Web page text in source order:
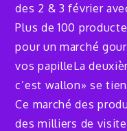
des 2 & 3 février
Plus de 100
pour un marché
vos papilleLa
c’est wallon» se
Ce marché des
des milliers de